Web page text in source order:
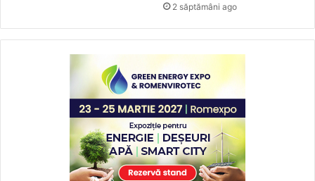
2 săptămâni ago